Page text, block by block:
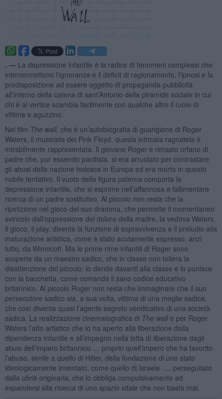
. — La depressione infantile è la radice di fenomeni complessi che
interconnettono l’ignoranza e il deficit di ragionamento, l’ipnosi e la
predisposizione ad essere oggetto di propaganda-pubblicità
all’interno della catena di sant’Antonio della piramide sociale in cui
chi è al vertice scambia facilmente con qualche altro il ruolo di
vittima e aguzzino.
Nel film The wall, che è un’autobiografia di guarigione di Roger
Waters, il musicista dei Pink Floyd, questa intricata ragnatela è
mirabilmente rappresentata. Il giovane Roger è rimasto orfano di
padre che, pur essendo pacifista, si era arruolato per contrastare
gli abusi della nazione tedesca in Europa ed era morto in questo
nobile tentativo. Il vuoto della figura paterna comporta la
depressione infantile, che si esprime nell’affannosa e fallimentare
ricerca di un padre sostitutivo. Al piccolo non resta che la
ripetizione nel gioco del suo dramma, che permette il momentaneo
svincolo dall’oppressione del dolore della madre, la vedova Waters.
Il gioco, il play, diventa la funzione di sopravvivenza e il preludio alla
maturazione artistica, come è stato acutamente espresso, anzi
tutto, da Winnicott. Ma le prime rime infantili di Roger sono
scoperte da un maestro sadico, che in classe non tollera la
disattenzione del piccolo: lo deride davanti alla classe e lo punisce
con la bacchetta, come comanda il sano codice educativo
britannico. Al piccolo Roger non resta che immaginare che il suo
persecutore sadico sia, a sua volta, vittima di una moglie sadica,
che così diventa quasi l’agente segreto vendicativo di una società
sadica. La realizzazione cinematografica di The wall è per Roger
Waters l’atto artistico che lo ha aperto alla liberazione dalla
dipendenza infantile e all’impegno nella lotta di liberazione dagli
abusi dell’impero britannico … proprio quell’impero che ha favorito
l’abuso, simile a quello di Hitler, della fondazione di uno stato
ideologicamente inventato, come quello di Israele …, perseguitato
dalla ubrisoriginaria, che lo obbliga compulsivamente ad
espandersi alla ricerca di uno spazio vitale che non basta mai.